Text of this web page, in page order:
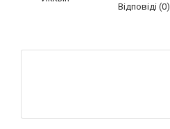
Відповіді (0)